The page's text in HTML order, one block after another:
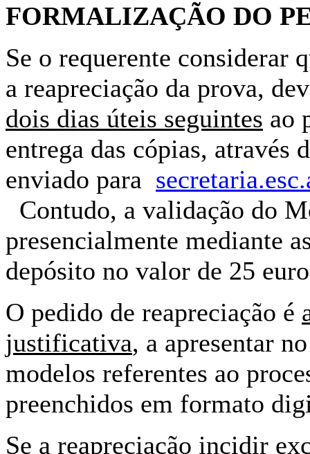
FORMALIZAÇÃO DO
Se o requerente considerar
a reapreciação da prova,
dois dias úteis seguintes ao
entrega das cópias, através
enviado para
Contudo, a validação do
presencialmente mediante
depósito no valor de 25
O pedido de reapreciação é
justificativa, a apresentar
modelos referentes ao
preenchidos em formato
Se a reapreciação incidir